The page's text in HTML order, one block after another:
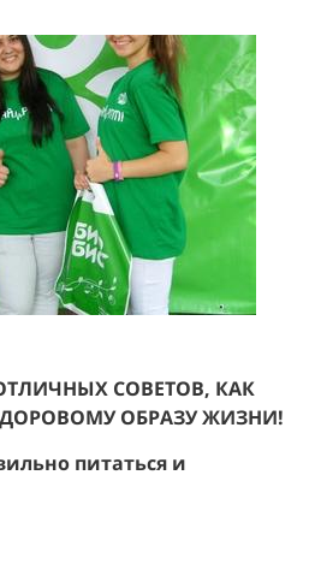
СОВЕТОВ, КАК
ОБРАЗУ ЖИЗНИ!
питаться и